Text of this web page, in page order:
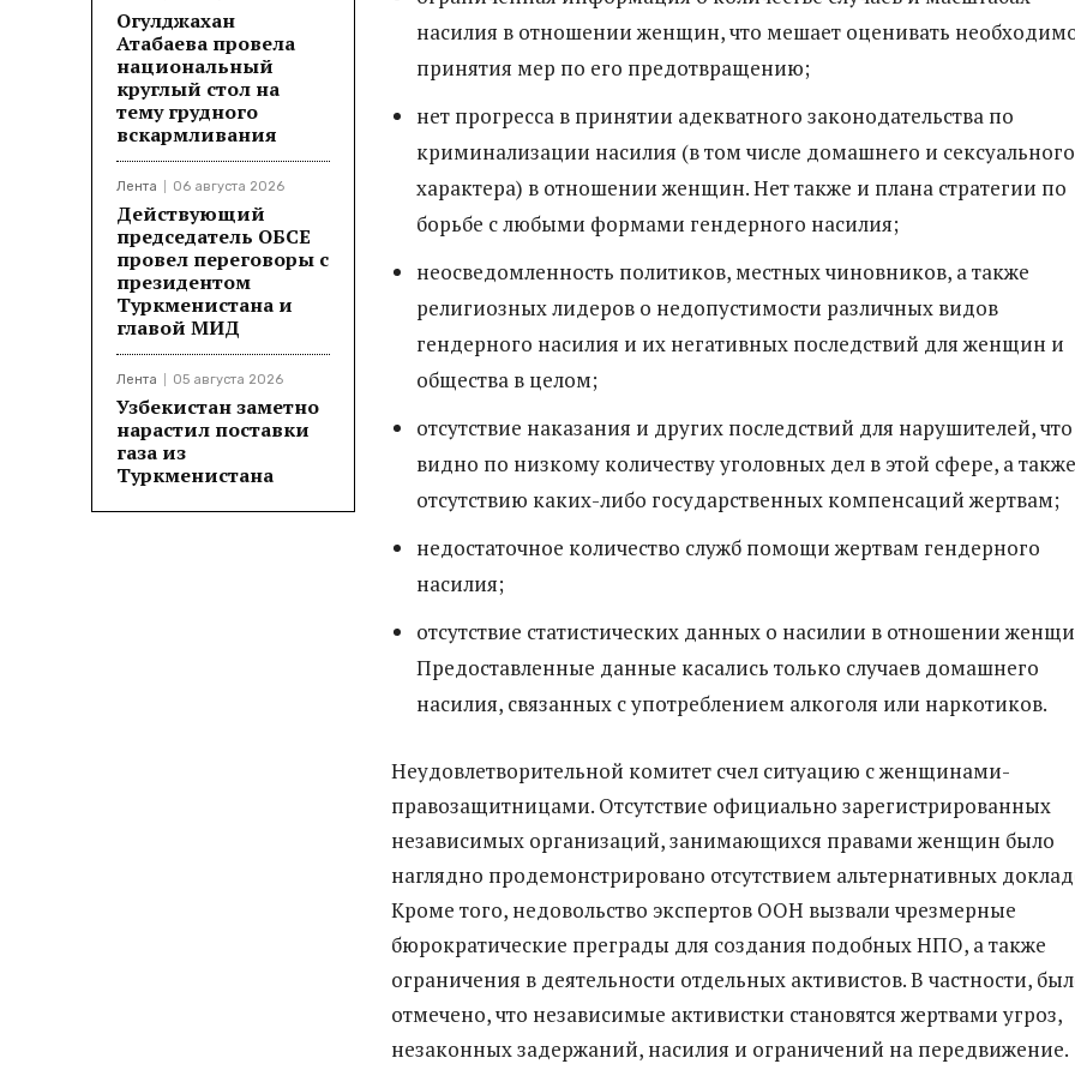
Огулджахан
Атабаева провела
национальный
круглый стол на
тему грудного
вскармливания
Лента 06 августа 2026
Действующий
председатель ОБСЕ
провел переговоры с
президентом
Туркменистана и
главой МИД
Лента 05 августа 2026
Узбекистан заметно
нарастил поставки
газа из
Туркменистана
насилия в отношении женщин, что мешает оценивать
принятия мер по его предотвращению;
нет прогресса в принятии адекватного законодательства по
криминализации насилия (в том числе домашнего и сексуального
характера) в отношении женщин. Нет также и плана стратегии по
борьбе с любыми формами гендерного насилия;
неосведомленность политиков, местных чиновников, а также
религиозных лидеров о недопустимости различных видов
гендерного насилия и их негативных последствий для женщин и
общества в целом;
отсутствие наказания и других последствий для нарушителей, что
видно по низкому количеству уголовных дел в этой сфере, а
отсутствию каких-либо государственных компенсаций жертвам;
недостаточное количество служб помощи жертвам гендерного
насилия;
отсутствие статистических данных о насилии в отношении
Предоставленные данные касались только случаев домашнего
насилия, связанных с употреблением алкоголя или наркотиков.
Неудовлетворительной комитет счел ситуацию с женщинами-
правозащитницами. Отсутствие официально зарегистрированных
независимых организаций, занимающихся правами женщин было
наглядно продемонстрировано отсутствием альтернативных
Кроме того, недовольство экспертов ООН вызвали чрезмерные
бюрократические преграды для создания подобных НПО, а также
ограничения в деятельности отдельных активистов. В частности,
отмечено, что независимые активистки становятся жертвами угроз,
незаконных задержаний, насилия и ограничений на передвижение.